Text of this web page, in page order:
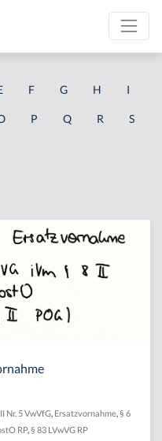
F G H I
P Q R S
Nr. 5 VwVfG Ersatzvornahme § 6
RP, § 83 LVwVG RP